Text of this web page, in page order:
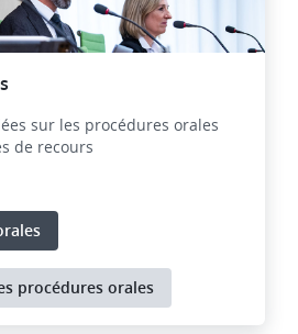
sur les procédures orales
de recours
procédures orales